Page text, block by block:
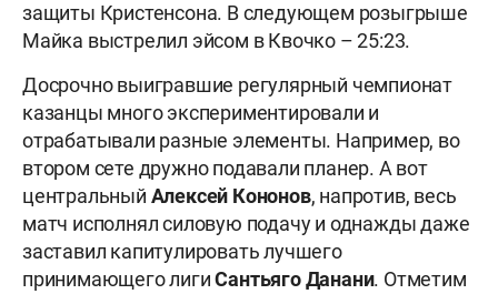
защиты Кристенсона. В следующем розыгрыше
Майка выстрелил эйсом в Квочко – 25:23.
Досрочно выигравшие регулярный чемпионат
казанцы много экспериментировали и
отрабатывали разные элементы. Например, во
втором сете дружно подавали планер. А вот
центральный Алексей Кононов, напротив, весь
матч исполнял силовую подачу и однажды даже
заставил капитулировать лучшего
принимающего лигиСантьяго Данани. Отметим